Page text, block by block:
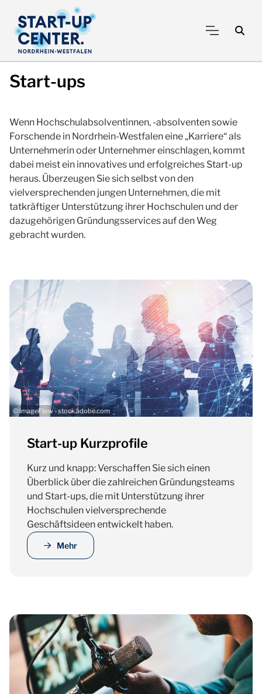
Start-ups
Wenn Hochschulabsolventinnen, -absolventen sowie
Forschende in Nordrhein-Westfalen eine „Karriere“ als
Unternehmerin oder Unternehmer einschlagen, kommt
dabei meist ein innovatives und erfolgreiches Start-up
heraus. Überzeugen Sie sich selbst von den
vielversprechenden jungen Unternehmen, die mit
tatkräftiger Unterstützung ihrer Hochschulen und der
dazugehörigen Gründungsservices auf den Weg
gebracht wurden.
© ImageFlow - stock.adobe.com
Start-up Kurzprofile
Kurz und knapp: Verschaffen Sie sich einen
Überblick über die zahlreichen Gründungsteams
und Start-ups, die mit Unterstützung ihrer
Hochschulen vielversprechende
Geschäftsideen entwickelt haben.
Mehr